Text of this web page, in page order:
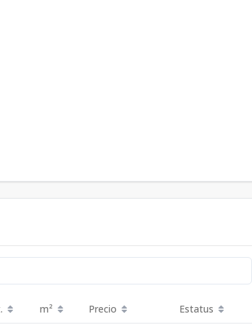
m² Precio Estatus